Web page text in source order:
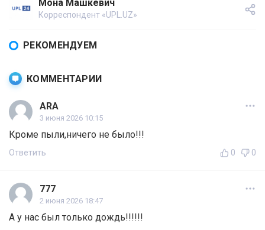
Мона Машкевич
Корреспондент «UPL.UZ»
РЕКОМЕНДУЕМ
КОММЕНТАРИИ
ARA
3 июня 2026 10:15
Кроме пыли,ничего не было!!!
Ответить 0 0
777
2 июня 2026 18:47
А у нас был только дождь!!!!!!